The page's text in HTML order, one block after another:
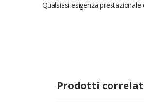
Qualsiasi esigenza
Prodotti